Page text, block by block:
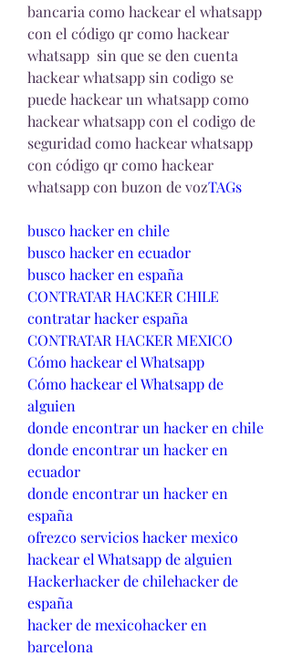
bancaria como hackear el whatsapp
con el código qr como hackear
whatsapp  sin que se den cuenta
hackear whatsapp sin codigo se
puede hackear un whatsapp como
hackear whatsapp con el codigo de
seguridad como hackear whatsapp
con código qr como hackear
whatsapp con buzon de vozTAGs
busco hacker en chile
busco hacker en ecuador
busco hacker en españa
CONTRATAR HACKER CHILE
contratar hacker españa
CONTRATAR HACKER MEXICO
Cómo hackear el Whatsapp
Cómo hackear el Whatsapp de
alguien
donde encontrar un hacker en chile
donde encontrar un hacker en
ecuador
donde encontrar un hacker en
españa
ofrezco servicios hacker mexico
hackear el Whatsapp de alguien
Hackerhacker de chilehacker de
españa
hacker de mexicohacker en
barcelona